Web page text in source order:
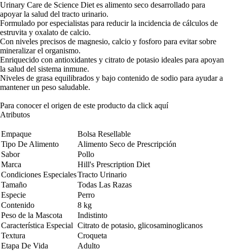
Urinary Care de Science Diet es alimento seco desarrollado para
apoyar la salud del tracto urinario.
Formulado por especialistas para reducir la incidencia de cálculos de
estruvita y oxalato de calcio.
Con niveles precisos de magnesio, calcio y fosforo para evitar sobre
mineralizar el organismo.
Enriquecido con antioxidantes y citrato de potasio ideales para apoyan
la salud del sistema inmune.
Niveles de grasa equilibrados y bajo contenido de sodio para ayudar a
mantener un peso saludable.
Para conocer el origen de este producto da click aquí
Atributos
Empaque
Bolsa Resellable
Tipo De Alimento
Alimento Seco de Prescripción
Sabor
Pollo
Marca
Hill's Prescription Diet
Condiciones EspecialesTracto Urinario
Tamaño
Todas Las Razas
Especie
Perro
Contenido
8 kg
Peso de la Mascota
Indistinto
Característica Especial Citrato de potasio, glicosaminoglicanos
Textura
Croqueta
Etapa De Vida
Adulto